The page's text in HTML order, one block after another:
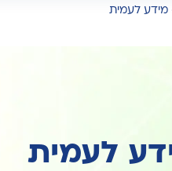
מידע לעמית
לעמית